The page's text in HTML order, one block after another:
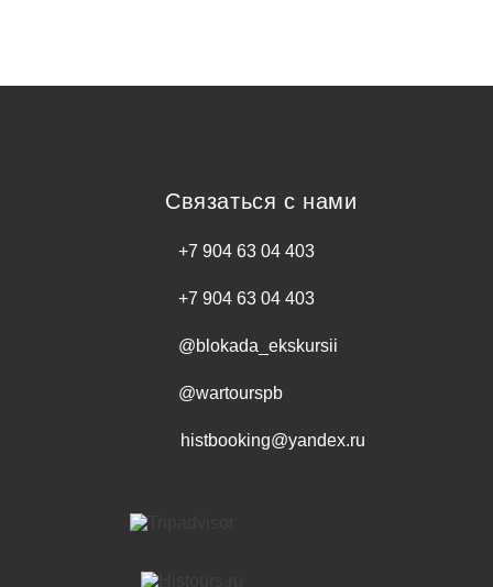
Связаться с нами
+7 904 63 04 403
+7 904 63 04 403
@blokada_ekskursii
@wartourspb
histbooking@yandex.ru